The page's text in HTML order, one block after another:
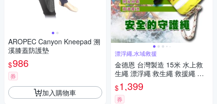
AROPEC Canyon Kneepad 溯
溪膝蓋防護墊
$986
券
加入購物車
漂浮繩,水域救援
金德恩 台灣製造 15米 水上救
生繩 漂浮繩 救生繩 救援繩 浮
水繩 求生繩 拋繩器 水上救生繩
救生 救援
$1,399
券